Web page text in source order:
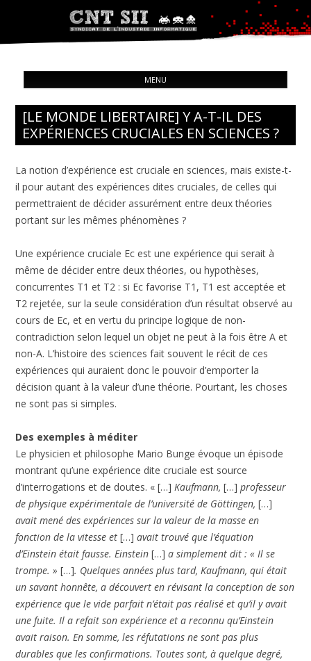
CNT – Solidarité Ouvrière
MENU
[LE MONDE LIBERTAIRE] Y A-T-IL DES
EXPÉRIENCES CRUCIALES EN SCIENCES ?
La notion d’expérience est cruciale en sciences, mais existe-t-
il pour autant des expériences dites cruciales, de celles qui
permettraient de décider assurément entre deux théories
portant sur les mêmes phénomènes ?
Une expérience cruciale Ec est une expérience qui serait à
même de décider entre deux théories, ou hypothèses,
concurrentes T1 et T2 : si Ec favorise T1, T1 est acceptée et
T2 rejetée, sur la seule considération d’un résultat observé au
cours de Ec, et en vertu du principe logique de non-
contradiction selon lequel un objet ne peut à la fois être A et
non-A. L’histoire des sciences fait souvent le récit de ces
expériences qui auraient donc le pouvoir d’emporter la
décision quant à la valeur d’une théorie. Pourtant, les choses
ne sont pas si simples.
Des exemples à méditer
Le physicien et philosophe Mario Bunge évoque un épisode
montrant qu’une expérience dite cruciale est source
d’interrogations et de doutes. « […]Kaufmann, […]professeur
de physique expérimentale de l’université de Göttingen,[…]
avait mené des expériences sur la valeur de la masse en
fonction de la vitesse et[…] avait trouvé que l’équation
d’Einstein était fausse. Einstein[…] a simplement dit : « Il se
trompe. » […]. Quelques années plus tard, Kaufmann, qui était
un savant honnête, a découvert en révisant la conception de son
expérience que le vide parfait n’était pas réalisé et qu’il y avait
une fuite. Il a refait son expérience et a reconnu qu’Einstein
avait raison. En somme, les réfutations ne sont pas plus
durables que les confirmations. Toutes sont, à quelque degré,